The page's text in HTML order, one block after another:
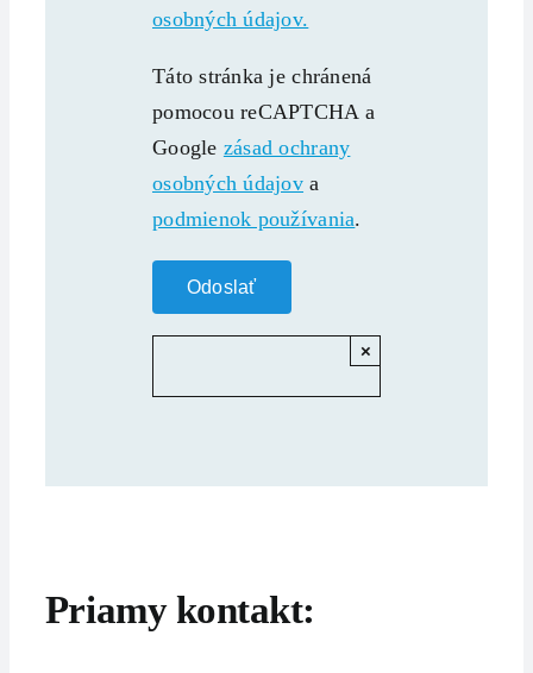
osobných údajov.
Táto stránka je chránená
pomocou reCAPTCHA a
Google zásad ochrany
osobných údajov a
podmienok používania.
×
Priamy kontakt: